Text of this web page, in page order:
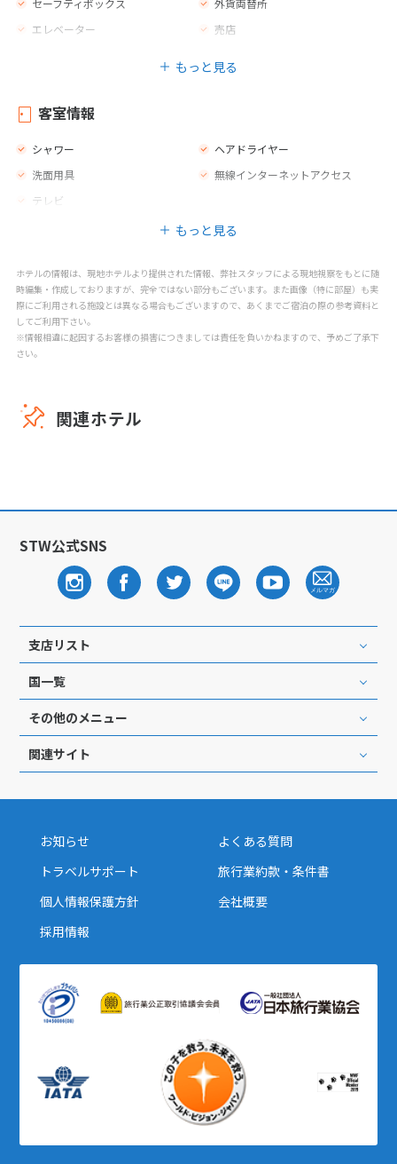
セーフティボックス
外貨両替所
エレベーター
売店
レストラン
子供用の遊び場
キッズクラブ
子供用エンターテインメントプ
ログラム
ゲームルーム
スパトリートメント
ビリヤード
もっと見る
客室情報
シャワー
ヘアドライヤー
洗面用具
無線インターネットアクセス
テレビ
もっと見る
ホテルの情報は、現地ホテルより提供された情報、弊社スタッフによる現地視察をもとに随
時編集・作成しておりますが、完全ではない部分もございます。また画像（特に部屋）も実
際にご利用される施設とは異なる場合もございますので、あくまでご宿泊の際の参考資料と
してご利用下さい。
※情報相違に起因するお客様の損害につきましては責任を負いかねますので、予めご了承下
さい。
関連ホテル
STW公式SNS
支店リスト
国一覧
その他のメニュー
関連サイト
お知らせ
よくある質問
トラベルサポート
旅行業約款・条件書
個人情報保護方針
会社概要
採用情報